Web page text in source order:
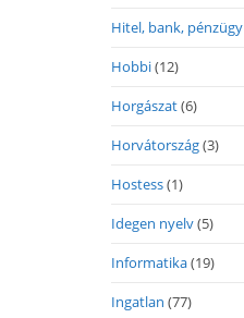
Hitel, bank, pénzügy
Hobbi(12)
Horgászat(6)
Horvátország(3)
Hostess(1)
Idegen nyelv(5)
Informatika(19)
Ingatlan (77)